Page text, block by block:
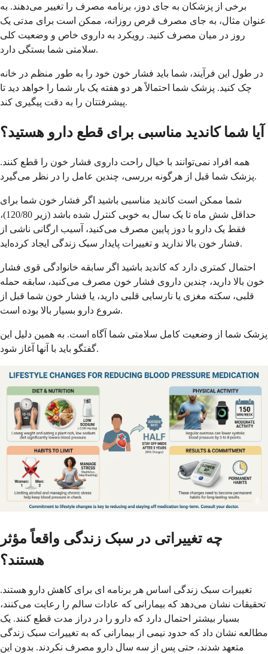
برخی از پزشکان به جای دوز، برنامه مصرف را تغییر می‌دهند. به
عنوان مثال، به جای مصرف قرص روزانه، ممکن است برای مدتی یک
روز در میان مصرف کنید. رویکرد به داروی خاص و وضعیت کلی
سلامتی شما بستگی دارد.
در طول این فرآیند، شما باید فشار خون خود را به طور منظم در خانه
چک کنید. پزشک شما احتمالاً هر دو هفته یک بار شما را خواهد دید تا
پیشرفتتان را به دقت پیگیری کند.
آیا شما کاندید مناسبی برای قطع دارو هستید؟
همه افراد نمی‌توانند با خیال راحت داروی فشار خون را قطع کنند.
پزشک شما قبل از هرگونه بررسی، چندین عامل را در نظر می‌گیرد.
شما ممکن است کاندید مناسبی باشید اگر فشار خون شما برای
حداقل شش ماه تا یک سال به خوبی کنترل شده باشد (زیر 120/80)،
فقط یک دارو با دوز پایین مصرف می‌کنید، آسیب ارگانی ناشی از
فشار خون بالا ندارید و تغییرات پایدار سبک زندگی ایجاد کرده‌اید.
احتمال کمتری دارد که کاندید باشید اگر سابقه خانوادگی قوی فشار
خون بالا دارید، چندین داروی فشار خون مصرف می‌کنید، سابقه حمله
قلبی، سکته مغزی یا نارسایی قلبی دارید، یا فشار خون شما قبل از
شروع دارو بسیار بالا بوده است.
پزشک شما از وضعیت کامل سلامتی شما آگاه است. به همین دلیل این
گفتگو باید با آنها آغاز شود.
چه تغییراتی در سبک زندگی واقعاً مؤثر
هستند؟
تغییرات سبک زندگی اساس هر برنامه ای برای کاهش دارو هستند.
تحقیقات نشان می‌دهد که بیمارانی که عادات سالم را رعایت می‌کنند،
بسیار بیشتر احتمال دارد که دارو را در دراز مدت قطع کنند. یک
مطالعه نشان داد که حدود نیمی از بیمارانی که به تغییرات سبک زندگی
متعهد شدند، حتی پس از سه سال دارو مصرف نکردند. بدون این